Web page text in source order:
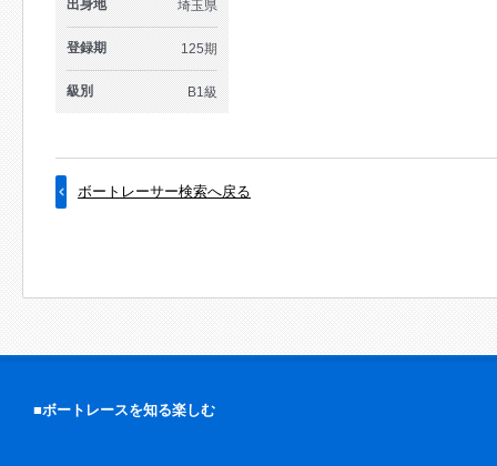
出身地 埼玉県
登録期 125期
級別 B1級
ボートレーサー検索へ戻る
■ボートレースを知る楽しむ